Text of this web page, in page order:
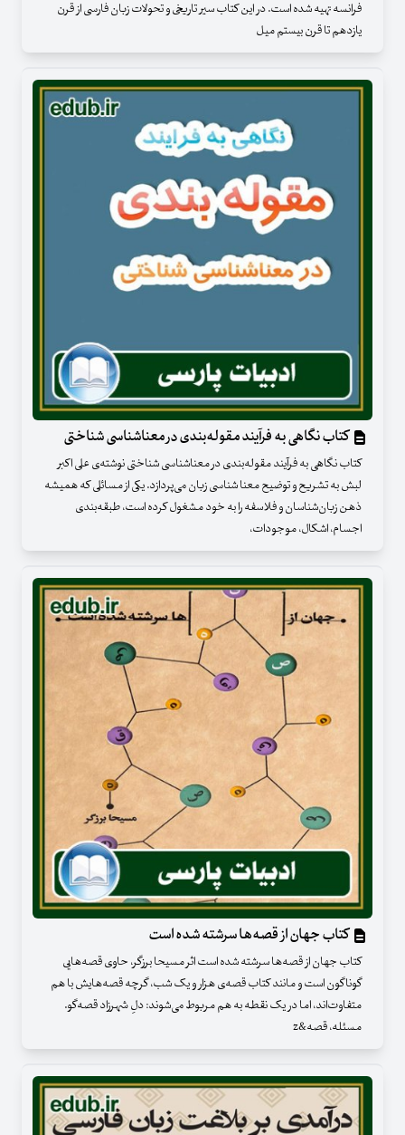
فرانسه تهیه شده است. در این کتاب سیر تاریخی و تحولات زبان فارسی از قرن
یازدهم تا قرن بیستم میل
کتاب نگاهی به فرآیند مقوله‌بندی در معناشناسی شناختی
کتاب نگاهی به فرآیند مقوله‌بندی در معناشناسی شناختی نوشته‌ی علی اکبر
لبش به تشریح و توضیح معنا شناسی زبان می‌پردازد. یکی از مسائلی که همیشه
ذهن زبان‌شناسان و فلاسفه را به خود مشغول کرده است، طبقه‌بندی
اجسام، اشکال، موجودات،
کتاب جهان از قصه‌ها سرشته شده است
کتاب جهان از قصه‌ها سرشته شده است اثر مسیحا برزگر، حاوی قصه‌هایی
گوناگون است و مانند کتاب قصه‌ی هزار و یک ‌شب، گرچه قصه‌هایش با هم
متفاوت‌اند، اما در یک نقطه به هم مربوط می‌شوند: دلِ شهرزاد قصه‌گو.
مسئله، قصه&z